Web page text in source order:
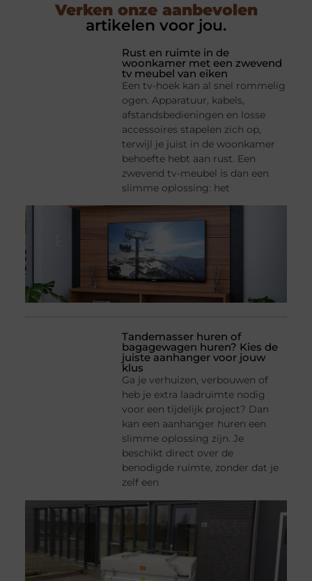
Verken onze aanbevolen
artikelen voor jou.
Rust en ruimte in de
woonkamer met een zwevend
tv meubel van eiken
Een tv-hoek kan al snel rommelig
ogen. Apparatuur, kabels,
afstandsbedieningen en losse
accessoires stapelen zich op,
terwijl je juist in de woonkamer
behoefte hebt aan rust. Een
zwevend tv-meubel is dan een
slimme oplossing: het
Tandemasser huren of
bagagewagen huren? Kies de
juiste aanhanger voor jouw
klus
Ga je verhuizen, verbouwen of
heb je extra laadruimte nodig
voor een tijdelijk project? Dan
kan een aanhanger huren een
slimme oplossing zijn. Je
beschikt direct over de
benodigde ruimte, zonder dat je
zelf een